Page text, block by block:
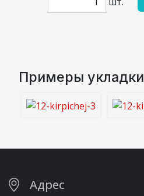
Примеры укладки
Адрес